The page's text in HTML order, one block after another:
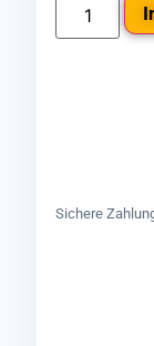
Sichere